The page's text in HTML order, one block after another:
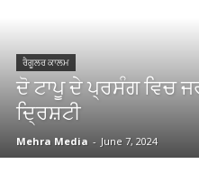
ਰੈਗੂਲਰ ਕਾਲਮ
ਦੋ ਟਾਪੂ ਦੇ ਪ੍ਰਸੰਗ ਵਿਚ
ਦ੍ਰਿਸ਼ਟੀ
Mehra Media - June 7, 2024